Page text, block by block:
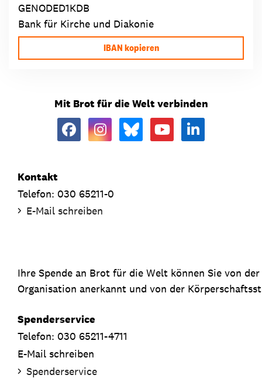
GENODED1KDB
Bank für Kirche und Diakonie
IBAN kopieren
Mit Brot für die Welt verbinden
Kontakt
Telefon: 030 65211-0
E-Mail schreiben
Ihre Spende an Brot für die Welt können Sie von
Organisation anerkannt und von der
Spenderservice
Telefon: 030 65211-4711
E-Mail schreiben
Spenderservice